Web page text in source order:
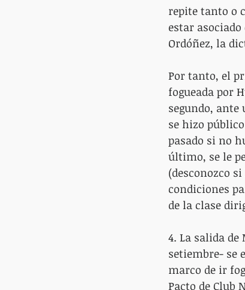
repite tanto o
estar
Ordóñez, la
Por tanto, el
fogueada por
segundo, ante
se hizo
pasado si no
último, se le
(desconozco
condiciones
de la clase
4. La salida
setiembre- se
marco de ir
Pacto de Club